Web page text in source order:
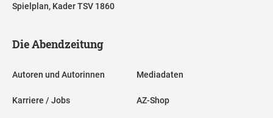
Spielplan, Kader TSV 1860
Die Abendzeitung
Autoren und Autorinnen
Karriere / Jobs
Mediadaten
AZ-Shop